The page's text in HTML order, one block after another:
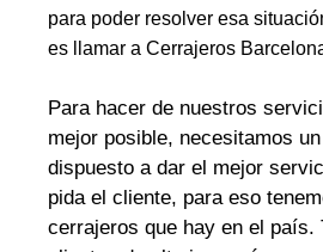
para poder resolver esa
es llamar a Cerrajeros
Para hacer de nuestros
mejor posible, necesitamos
dispuesto a dar el mejor
pida el cliente, para eso
cerrajeros que hay en el país.